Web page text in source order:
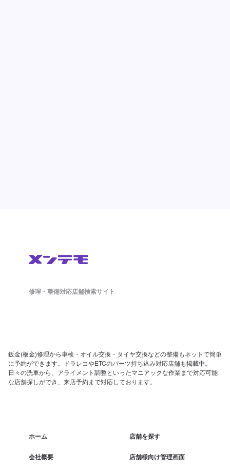
修理・整備対応店舗検索サイト
鈑金(板金)修理から車検・オイル交換・タイヤ交換などの整備もネットで簡単
に予約ができます。ドラレコやETCのパーツ持ち込み対応店舗も掲載中。
日々の洗車から、アライメント調整といったマニアックな作業まで対応可能
な店舗探しができ、来店予約まで対応しております。
ホーム 店舗を探す
会社概要 店舗様向け管理画面